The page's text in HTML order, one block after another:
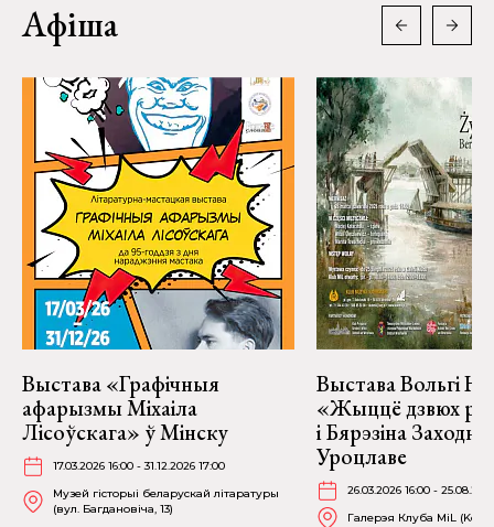
Афіша
Выстава «Графічныя
афарызмы Міхаіла
Лісоўскага» ў Мінску
17.03.2026 16:00 - 31.12.2026 17:00
Музей гісторыі беларускай літаратуры
(вул. Багдановіча, 13)
Выстава Вольгі
«Жыццё дзвюх
і Бярэзіна
Уроцлаве
26.03.2026 16:00 -
Галерэя Клуба MiL